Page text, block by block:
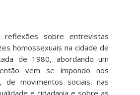
sobre entrevistas
homossexuais na cidade de
de 1980, abordando um
vem se impondo nos
de movimentos sociais, nas
e cidadania e sobre as